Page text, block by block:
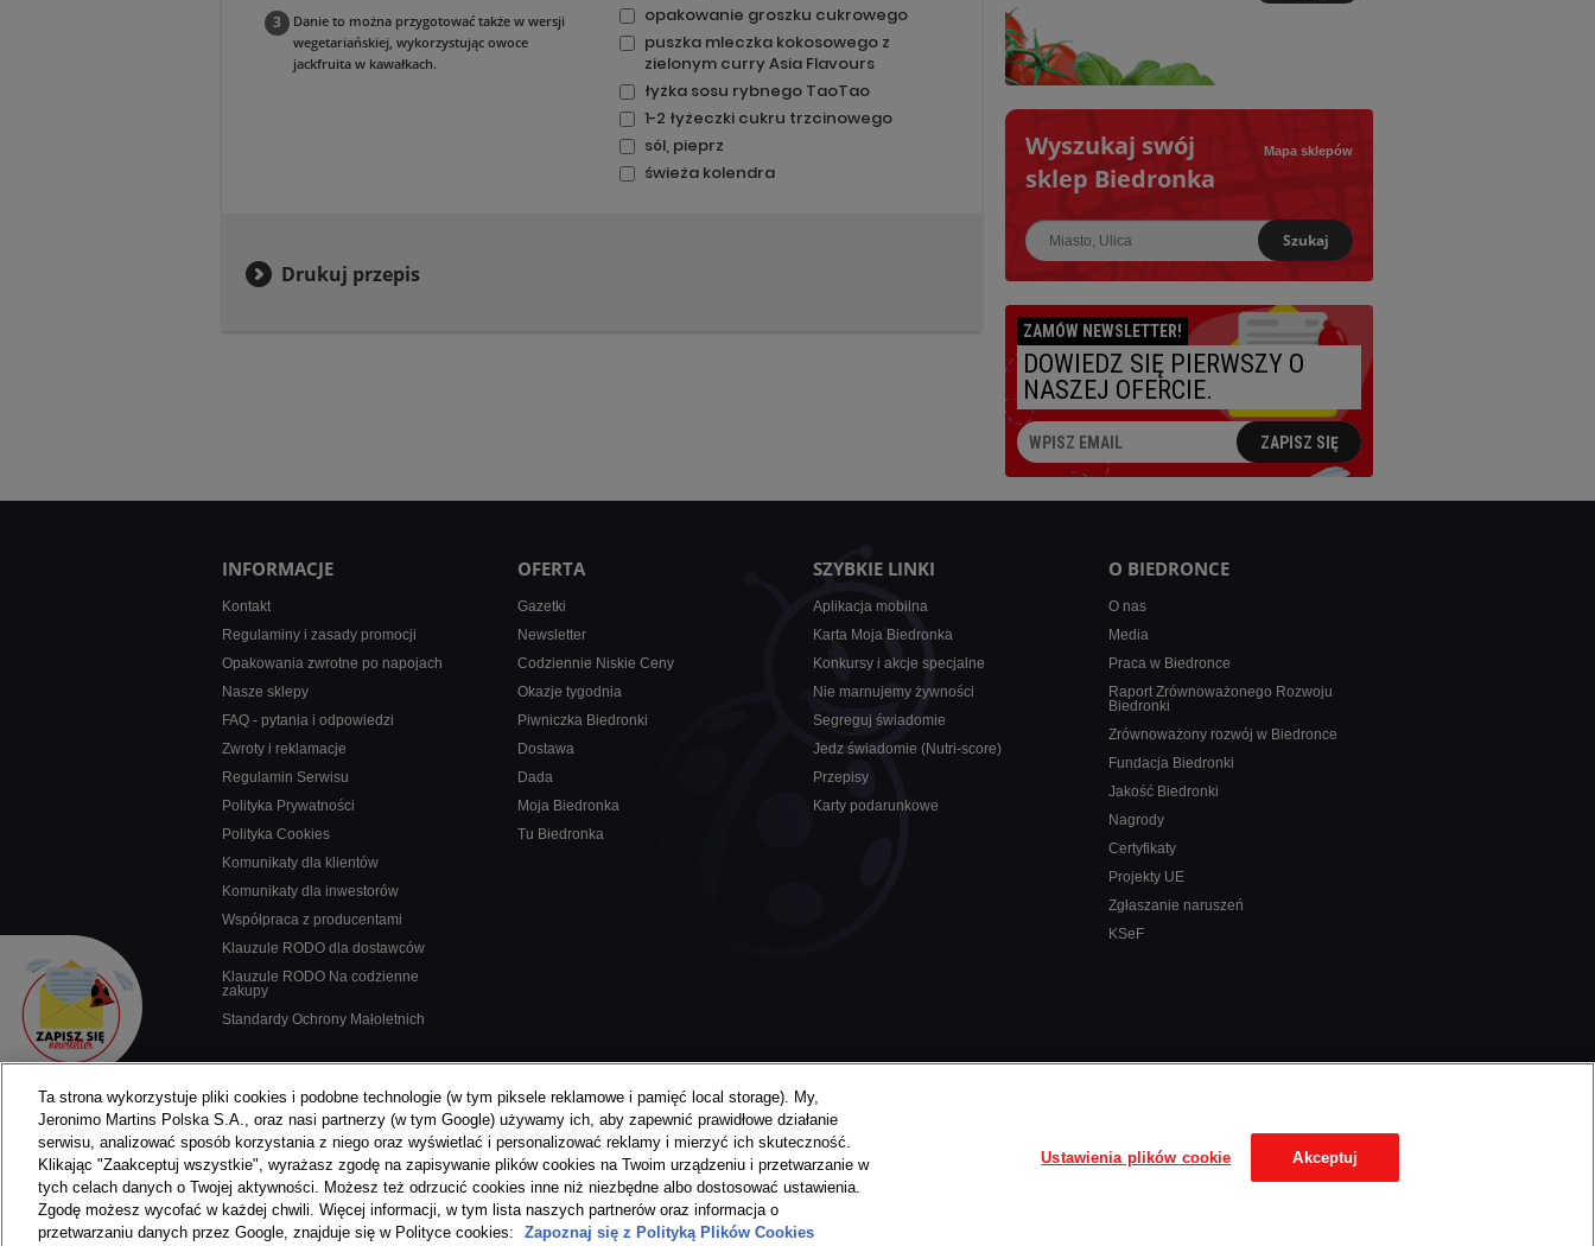
opakowanie groszku cukrowego
puszka mleczka kokosowego z
zielonym curry Asia Flavours
łyżka sosu rybnego TaoTao
1-2 łyżeczki cukru trzcinowego
sól, pieprz
świeża kolendra
Danie to można przygotować także w wersji
wegetariańskiej, wykorzystując owoce
jackfruita w kawałkach.
Drukuj przepis
Wyszukaj swój
sklep Biedronka
Mapa sklepów
Szukaj
ZAMÓW NEWSLETTER!
DOWIEDZ SIĘ PIERWSZY O
NASZEJ OFERCIE.
ZAPISZ SIĘ
INFORMACJE
Kontakt
Regulaminy i zasady promocji
Opakowania zwrotne po napojach
Nasze sklepy
FAQ - pytania i odpowiedzi
Zwroty i reklamacje
Regulamin Serwisu
Polityka Prywatności
Polityka Cookies
Komunikaty dla klientów
Komunikaty dla inwestorów
Współpraca z producentami
Klauzule RODO dla dostawców
Klauzule RODO Na codzienne
zakupy
Standardy Ochrony Małoletnich
OFERTA
Gazetki
Newsletter
Codziennie Niskie Ceny
Okazje tygodnia
Piwniczka Biedronki
Dostawa
Dada
Moja Biedronka
Tu Biedronka
SZYBKIE LINKI
Aplikacja mobilna
Karta Moja Biedronka
Konkursy i akcje specjalne
Nie marnujemy żywności
Segreguj świadomie
Jedz świadomie (Nutri-score)
Przepisy
Karty podarunkowe
O BIEDRONCE
O nas
Media
Praca w Biedronce
Raport Zrównoważonego Rozwoju
Biedronki
Zrównoważony rozwój w Biedronce
Fundacja Biedronki
Jakość Biedronki
Nagrody
Certyfikaty
Projekty UE
Zgłaszanie naruszeń
KSeF
Copyright2026Jeronimo Martins Polska S.A. Serwis w wersji dla osób niewidomych i niedowidzących
Ta strona wykorzystuje pliki cookies i podobne technologie (w tym piksele reklamowe i pamięć local storage). My,
Jeronimo Martins Polska S.A., oraz nasi partnerzy (w tym Google) używamy ich, aby zapewnić prawidłowe działanie
serwisu, analizować sposób korzystania z niego oraz wyświetlać i personalizować reklamy i mierzyć ich skuteczność.
Klikając "Zaakceptuj wszystkie", wyrażasz zgodę na zapisywanie plików cookies na Twoim urządzeniu i przetwarzanie w
tych celach danych o Twojej aktywności. Możesz też odrzucić cookies inne niż niezbędne albo dostosować ustawienia.
Zgodę możesz wycofać w każdej chwili. Więcej informacji, w tym lista naszych partnerów oraz informacja o
przetwarzaniu danych przez Google, znajduje się w Polityce cookies:
Zapoznaj się z Polityką Plików Cookies
Ustawienia plików cookie Akceptuj